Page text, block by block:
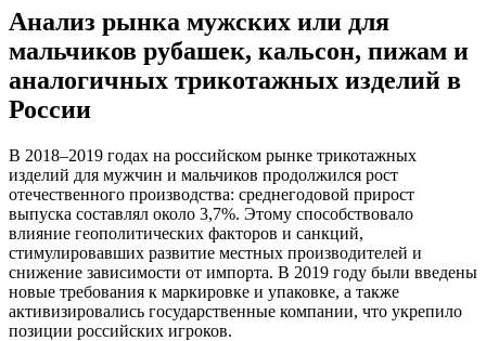
Анализ рынка мужских или для
мальчиков рубашек, кальсон, пижам и
аналогичных трикотажных изделий в
России
В 2018–2019 годах на российском рынке трикотажных
изделий для мужчин и мальчиков продолжился рост
отечественного производства: среднегодовой прирост
выпуска составлял около 3,7%. Этому способствовало
влияние геополитических факторов и санкций,
стимулировавших развитие местных производителей и
снижение зависимости от импорта. В 2019 году были введены
новые требования к маркировке и упаковке, а также
активизировались государственные компании, что укрепило
позиции российских игроков.